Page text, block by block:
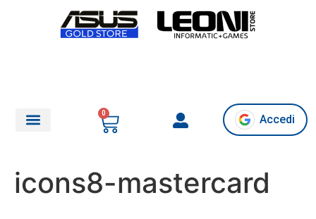
0 Accedi
icons8-mastercard